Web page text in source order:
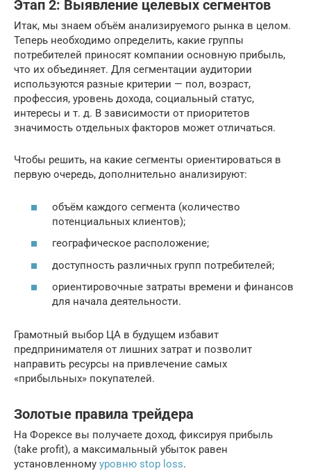
Этап 2: Выявление целевых сегментов
Итак, мы знаем объём анализируемого рынка в целом.
Теперь необходимо определить, какие группы
потребителей приносят компании основную прибыль,
что их объединяет. Для сегментации аудитории
используются разные критерии — пол, возраст,
профессия, уровень дохода, социальный статус,
интересы и т. д. В зависимости от приоритетов
значимость отдельных факторов может отличаться.
Чтобы решить, на какие сегменты ориентироваться в
первую очередь, дополнительно анализируют:
объём каждого сегмента (количество
потенциальных клиентов);
географическое расположение;
доступность различных групп потребителей;
ориентировочные затраты времени и финансов
для начала деятельности.
Грамотный выбор ЦА в будущем избавит
предпринимателя от лишних затрат и позволит
направить ресурсы на привлечение самых
«прибыльных» покупателей.
Золотые правила трейдера
На Форексе вы получаете доход, фиксируя прибыль
(take profit), а максимальный убыток равен
установленному уровню stop loss.